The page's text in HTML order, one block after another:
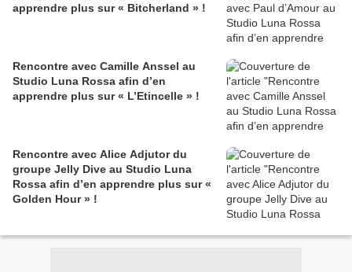
apprendre plus sur « Bitcherland » !
Rencontre avec Camille Anssel au
Studio Luna Rossa afin d’en
apprendre plus sur « L’Etincelle » !
Rencontre avec Alice Adjutor du
groupe Jelly Dive au Studio Luna
Rossa afin d’en apprendre plus sur «
Golden Hour » !